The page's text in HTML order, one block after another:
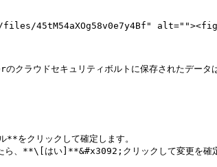
ラウドセキュリティボルトに保存されたデータ
をクリックして確定します。
ら、**\[はい]**&#x3092;クリックして変更を確定